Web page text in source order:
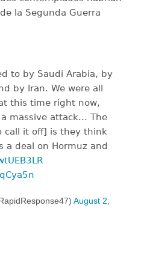
la Segunda Guerra
to by Saudi Arabia, by
by Iran. We were all
this time right now,
massive attack... The
call it off] is they think
a deal on Hormuz and
August 2,